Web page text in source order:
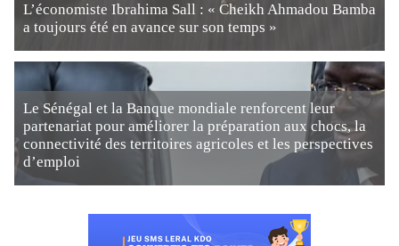
L’économiste Ibrahima Sall : « Cheikh Ahmadou Bamba
a toujours été en avance sur son temps »
Le Sénégal et la Banque mondiale renforcent leur
partenariat pour améliorer la préparation aux chocs, la
connectivité des territoires agricoles et les perspectives
d’emploi